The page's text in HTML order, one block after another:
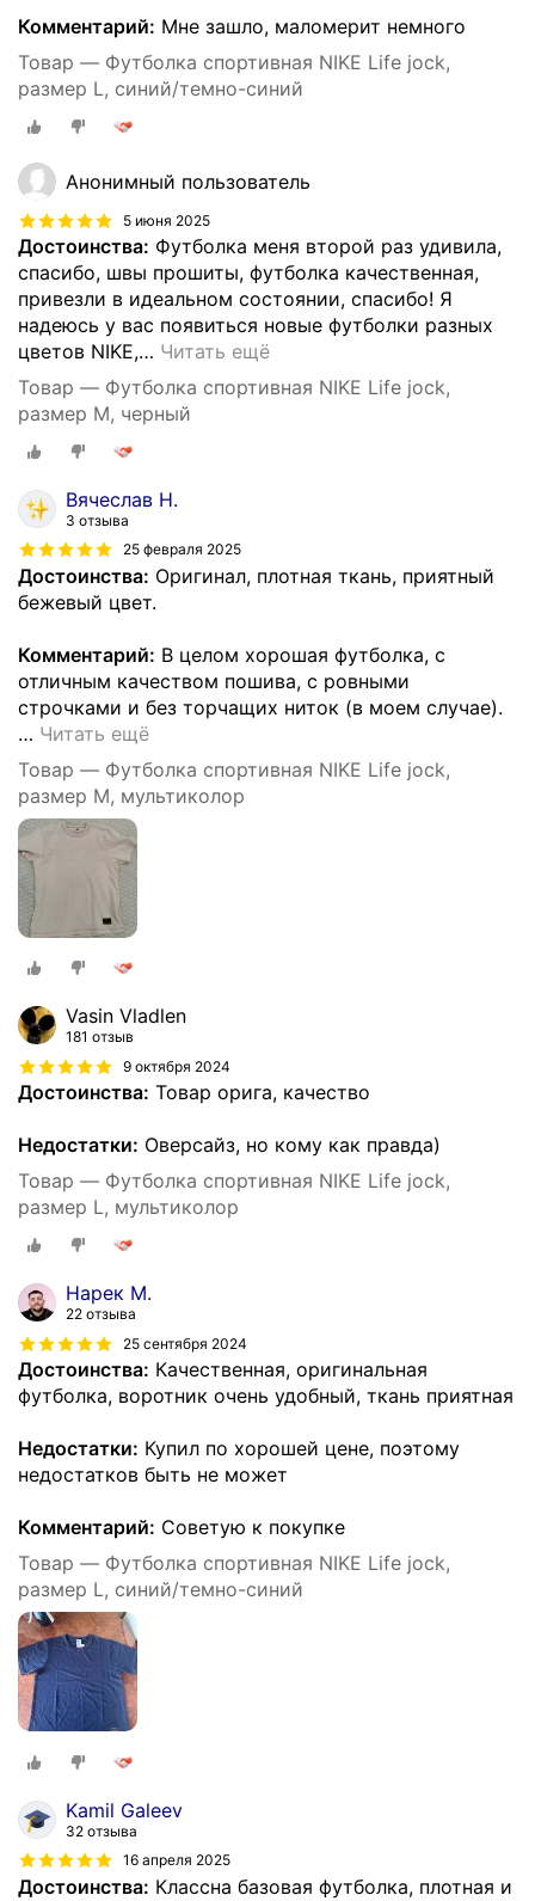
Комментарий: Мне зашло, маломерит немного
Товар — Футболка спортивная NIKE Life jock,
размер L, синий/темно-синий
Анонимный пользователь
5 июня 2025
Достоинства: Футболка меня второй раз удивила,
спасибо, швы прошиты, футболка качественная,
привезли в идеальном состоянии, спасибо! Я
надеюсь у вас появиться новые футболки разных
цветов NIKE,… Читать ещё
Товар — Футболка спортивная NIKE Life jock,
размер M, черный
Вячеслав Н.
3 отзыва
25 февраля 2025
Достоинства: Оригинал, плотная ткань, приятный
бежевый цвет.
Комментарий: В целом хорошая футболка, с
отличным качеством пошива, с ровными
строчками и без торчащих ниток (в моем случае).
… Читать ещё
Товар — Футболка спортивная NIKE Life jock,
размер M, мультиколор
Vasin Vladlen
181 отзыв
9 октября 2024
Достоинства: Товар орига, качество
Недостатки: Оверсайз, но кому как правда)
Товар — Футболка спортивная NIKE Life jock,
размер L, мультиколор
Нарек М.
22 отзыва
25 сентября 2024
Достоинства: Качественная, оригинальная
футболка, воротник очень удобный, ткань приятная
Недостатки: Купил по хорошей цене, поэтому
недостатков быть не может
Комментарий: Советую к покупке
Товар — Футболка спортивная NIKE Life jock,
размер L, синий/темно-синий
Kamil Galeev
32 отзыва
16 апреля 2025
Достоинства: Классна базовая футболка, плотная и